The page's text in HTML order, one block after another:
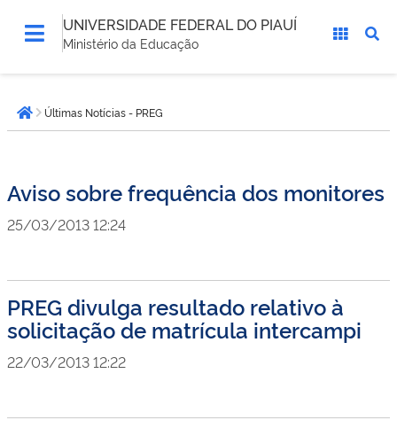
UNIVERSIDADE FEDERAL DO PIAUÍ
Ministério da Educação
está
aqui:Página inicial
Últimas Notícias - PREG
Aviso sobre frequência dos monitores
25/03/2013 12:24
PREG divulga resultado relativo à
solicitação de matrícula intercampi
22/03/2013 12:22